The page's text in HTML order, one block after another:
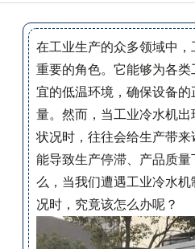
在工业生产的众多领域中
重要的角色。它能够为各
宜的低温环境，确保设备
量。然而，当工业冷水机
状况时，往往会给生产带
能导致生产停滞、产品质
么，当我们遭遇工业冷水
况时，究竟该怎么办呢？